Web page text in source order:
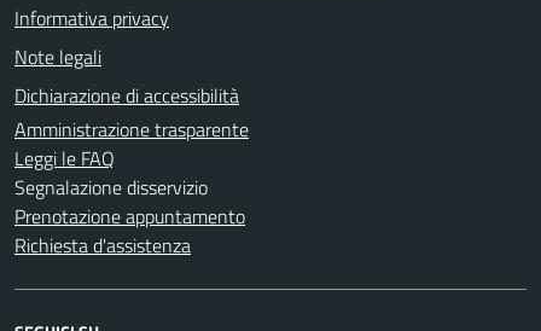
Informativa privacy
Note legali
Dichiarazione di accessibilità
Amministrazione trasparente
Leggi le FAQ
Segnalazione disservizio
Prenotazione appuntamento
Richiesta d'assistenza